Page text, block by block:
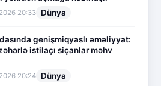
20:33 Dünya
genişmiqyaslı əməliyyat:
istilaçı siçanlar məhv
20:24 Dünya